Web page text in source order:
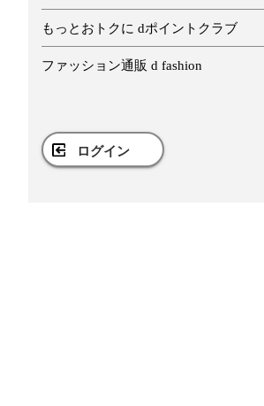
もっとおトクに dポイントクラブ
ファッション通販 d fashion
ログイン